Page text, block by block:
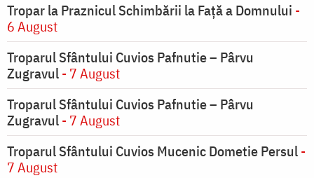
Tropar la Praznicul Schimbării la Faţă a Domnului -
6 August
Troparul Sfântului Cuvios Pafnutie – Pârvu
Zugravul- 7 August
Troparul Sfântului Cuvios Pafnutie – Pârvu
Zugravul- 7 August
Troparul Sfântului Cuvios Mucenic Dometie Persul-
7 August